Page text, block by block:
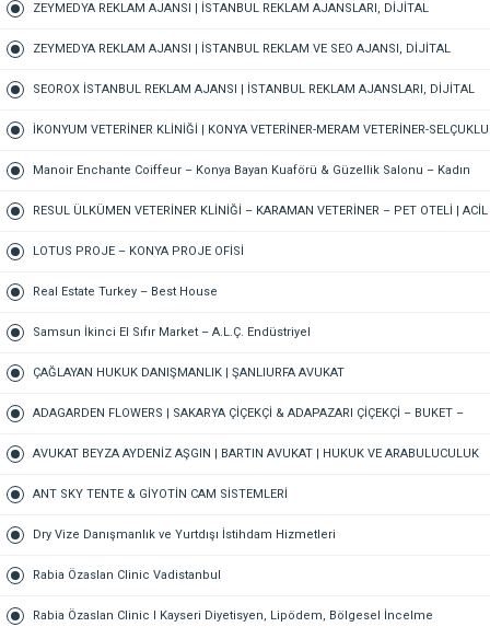
ZEYMEDYA REKLAM AJANSI | İSTANBUL REKLAM AJANSLARI, DİJİTAL
PAZARLAMA AJANSI, SEO AJANSI & SOSYAL MEDYA AJANSI, 360 REKLAM
ZEYMEDYA REKLAM AJANSI | İSTANBUL REKLAM VE SEO AJANSI, DİJİTAL
PAZARLAMA AJANSI, SOSYAL MEDYA AJANSI, 360 REKLAM
SEOROX İSTANBUL REKLAM AJANSI | İSTANBUL REKLAM AJANSLARI, DİJİTAL
PAZARLAMA AJANSI, SEO AJANSI & SOSYAL MEDYA AJANSI
İKONYUM VETERİNER KLİNİĞİ | KONYA VETERİNER-MERAM VETERİNER-SELÇUKLU
VETERİNER-KARATAY | ACİL-7/24 NÖBETÇİ VETERİNER KLİNİĞİ
Manoir Enchante Coiffeur – Konya Bayan Kuaförü & Güzellik Salonu – Kadın
Kuaförü – Meram Kuaför – Bayan Kuaförü – Konya Kuaför
RESUL ÜLKÜMEN VETERİNER KLİNİĞİ – KARAMAN VETERİNER – PET OTELİ | ACİL
VETERİNER – 7/24 AÇIK NÖBETÇİ VETERİNER KLİNİĞİ
LOTUS PROJE – KONYA PROJE OFİSİ
Real Estate Turkey – Best House
Samsun İkinci El Sıfır Market – A.L.Ç. Endüstriyel
ÇAĞLAYAN HUKUK DANIŞMANLIK | ŞANLIURFA AVUKAT
ADAGARDEN FLOWERS | SAKARYA ÇİÇEKÇİ & ADAPAZARI ÇİÇEKÇİ – BUKET –
GELİN ÇİÇEĞİ – DÜĞÜN-NİŞAN – ORGANİZASYON – ONLINE SİPARİŞ
AVUKAT BEYZA AYDENİZ AŞGIN | BARTIN AVUKAT | HUKUK VE ARABULUCULUK
BÜROSU – AİLE, CEZA, İŞ HUKUKU, BOŞANMA AVUKATI
ANT SKY TENTE & GİYOTİN CAM SİSTEMLERİ
Dry Vize Danışmanlık ve Yurtdışı İstihdam Hizmetleri
Rabia Özaslan Clinic Vadistanbul
Rabia Özaslan Clinic I Kayseri Diyetisyen, Lipödem, Bölgesel İncelme